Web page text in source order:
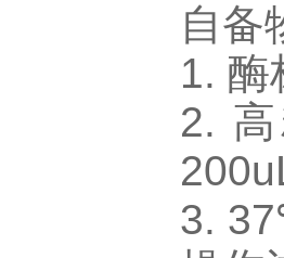
自备
1. 酶
2.
3.